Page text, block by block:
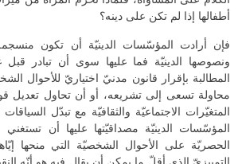
أطفالها إذا لم تكن على دينه؟
فإن أرادت المؤسّسات الدينيّة أن تكون منسجمة
ونصوصها الدينيّة فما عليها سوى أن تبادر قبل
المطالبة بإقرار قانون مدنيّ اختياريّ للأحوال
محاولة تسعى إلى تشريعه، أو أن تحاول تعديل
المتغيّرات الاجتماعيّة والثقافيّة مع تبدّل
المؤسّسات الدينيّة مصداقيّتها عليها أن تستغني
الحصريّة على الأحوال الشخصيّة التي منحها
التمييزيّ الذي أقلّ ما يمكن أن يقال فيه هو أنّه